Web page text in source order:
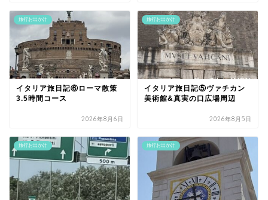
旅行お出かけ
イタリア旅日記⑥ローマ散策
3.5時間コース
2026年8月6日
旅行お出かけ
イタリア旅日記⑤ヴァチカン
美術館&真実の口広場周辺
2026年8月5日
旅行お出かけ 旅行お出かけ